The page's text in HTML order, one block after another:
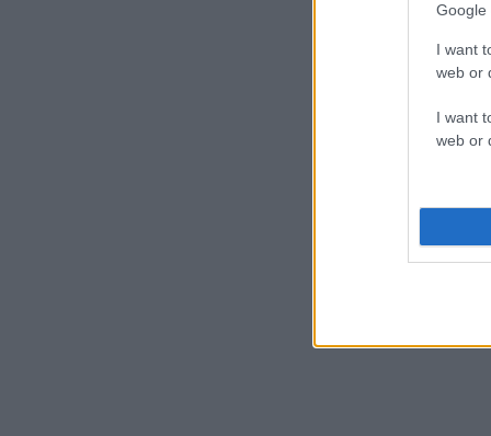
Google
I want
web or
I want
web or